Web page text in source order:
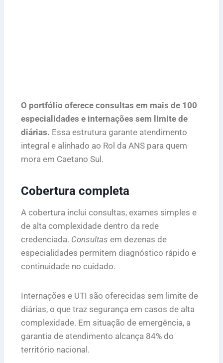
O portfólio oferece consultas em mais de 100
especialidades e internações sem limite de
diárias. Essa estrutura garante atendimento
integral e alinhado ao Rol da ANS para quem
mora em Caetano Sul.
Cobertura completa
A cobertura inclui consultas, exames simples e
de alta complexidade dentro da rede
credenciada. Consultas em dezenas de
especialidades permitem diagnóstico rápido e
continuidade no cuidado.
Internações e UTI são oferecidas sem limite de
diárias, o que traz segurança em casos de alta
complexidade. Em situação de emergência, a
garantia de atendimento alcança 84% do
território nacional.